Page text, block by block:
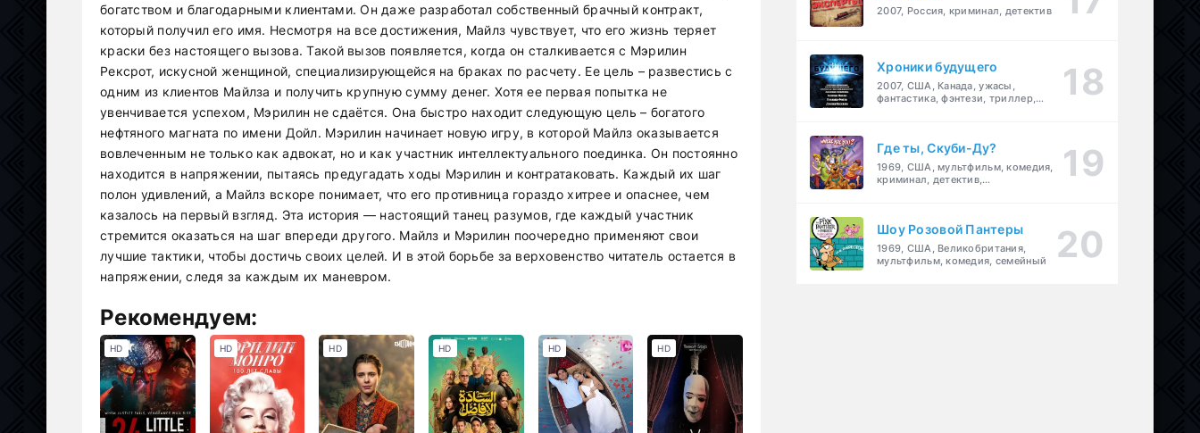
богатством и благодарными клиентами. Он даже разработал собственный брачный контракт,
который получил его имя. Несмотря на все достижения, Майлз чувствует, что его жизнь теряет
краски без настоящего вызова. Такой вызов появляется, когда он сталкивается с Мэрилин
Рексрот, искусной женщиной, специализирующейся на браках по расчету. Ее цель – развестись с
одним из клиентов Майлза и получить крупную сумму денег. Хотя ее первая попытка не
увенчивается успехом, Мэрилин не сдаётся. Она быстро находит следующую цель – богатого
нефтяного магната по имени Дойл. Мэрилин начинает новую игру, в которой Майлз оказывается
вовлеченным не только как адвокат, но и как участник интеллектуального поединка. Он постоянно
находится в напряжении, пытаясь предугадать ходы Мэрилин и контратаковать. Каждый их шаг
полон удивлений, а Майлз вскоре понимает, что его противница гораздо хитрее и опаснее, чем
казалось на первый взгляд. Эта история — настоящий танец разумов, где каждый участник
стремится оказаться на шаг впереди другого. Майлз и Мэрилин поочередно применяют свои
лучшие тактики, чтобы достичь своих целей. И в этой борьбе за верховенство читатель остается в
напряжении, следя за каждым их маневром.
Рекомендуем:
HD HD HD HD HD HD
2007, Россия, криминал, детектив
Хроники будущего
2007, США, Канада, ужасы,
фантастика, фэнтези, триллер,
Где ты, Скуби-Ду?
1969, США, мультфильм, комедия,
криминал, детектив,
Шоу Розовой Пантеры
1969, США, Великобритания,
мультфильм, комедия, семейный